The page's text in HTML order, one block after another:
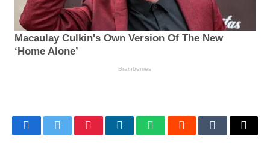
FacebookTwitterPinterestLinkedInWhatsAppRedditTumblrEmail